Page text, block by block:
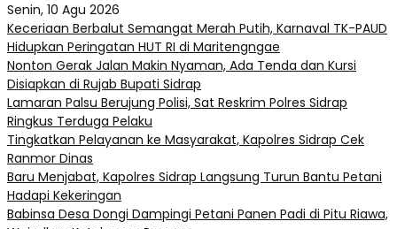
Senin, 10 Agu 2026
Keceriaan Berbalut Semangat Merah Putih, Karnaval TK-PAUD
Hidupkan Peringatan HUT RI di Maritengngae
Nonton Gerak Jalan Makin Nyaman, Ada Tenda dan Kursi
Disiapkan di Rujab Bupati Sidrap
Lamaran Palsu Berujung Polisi, Sat Reskrim Polres Sidrap
Ringkus Terduga Pelaku
Tingkatkan Pelayanan ke Masyarakat, Kapolres Sidrap Cek
Ranmor Dinas
Baru Menjabat, Kapolres Sidrap Langsung Turun Bantu Petani
Hadapi Kekeringan
Babinsa Desa Dongi Dampingi Petani Panen Padi di Pitu Riawa,